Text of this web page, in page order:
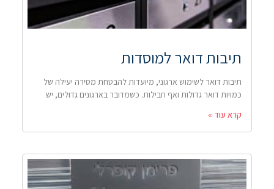
תיבות דואר למוסדות
תיבות דואר לשימוש ארגוני, מיועדות להבטחת מסירה יעילה של
כמויות דואר גדולות ואף חבילות. כשמדובר בארגונים גדולים, יש
קרא עוד »